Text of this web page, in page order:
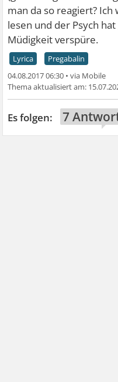
man da so reagiert?
lesen und der Psych
Müdigkeit verspüre.
Lyrica
Pregabalin
04.08.2017 06:30 •
7